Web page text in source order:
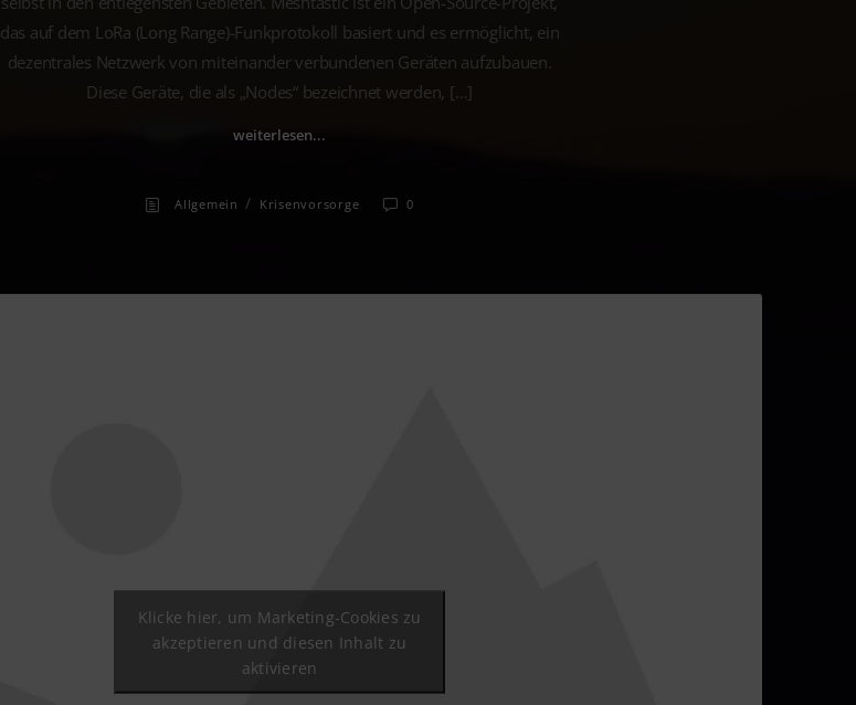
das auf dem LoRa (Long Range)-Funkprotokoll basiert und es ermöglicht, ein
dezentrales Netzwerk von miteinander verbundenen Geräten aufzubauen.
Diese Geräte, die als „Nodes“ bezeichnet werden, […]
weiterlesen...
Allgemein / Krisenvorsorge 0
Klicke hier, um Marketing-Cookies zu
akzeptieren und diesen Inhalt zu
aktivieren